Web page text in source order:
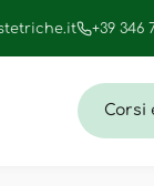
+39 346
Corsi